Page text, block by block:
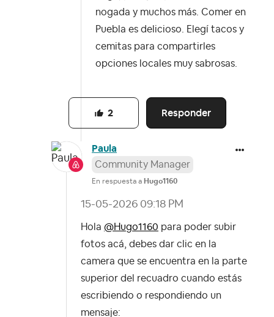
nogada y muchos más. Comer en
Puebla es delicioso. Elegí tacos y
cemitas para compartirles
opciones locales muy sabrosas.
Responder
2
Paula
Community Manager
En respuesta a Hugo1160
‎15-05-2026 09:18 PM
Hola @Hugo1160 para poder subir
fotos acá, debes dar clic en la
camera que se encuentra en la parte
superior del recuadro cuando estás
escribiendo o respondiendo un
mensaje: